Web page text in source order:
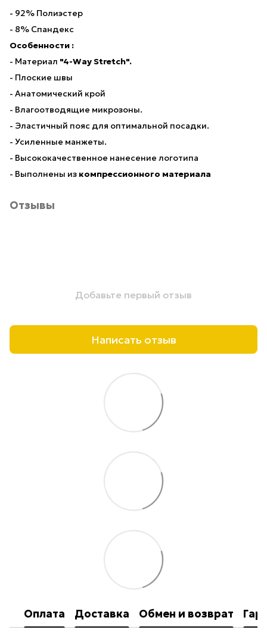
- 92% Полиэстер
- 8% Спандекс
Особенности :
- Материал "4-Way Stretch".
- Плоские швы
- Анатомический крой
- Влагоотводящие микрозоны.
- Эластичный пояс для оптимальной посадки.
- Усиленные манжеты.
- Высококачественное нанесение логотипа
- Выполнены из компрессионного материала
Отзывы
Добавьте первый отзыв
Написать отзыв
Оплата Доставка Обмен и возврат